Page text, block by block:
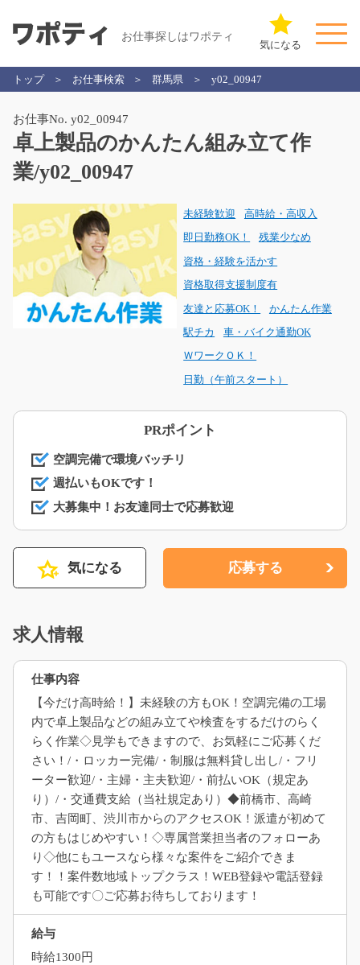
お仕事探しはワポティ
気になる
トップ お仕事検索 群馬県 y02_00947
お仕事No. y02_00947
卓上製品のかんたん組み立て作
業/y02_00947
未経験歓迎 高時給・高収入
即日勤務OK！ 残業少なめ
資格・経験を活かす
資格取得支援制度有
友達と応募OK！ かんたん作業
駅チカ 車・バイク通勤OK
ＷワークＯＫ！
日勤（午前スタート）
PRポイント
空調完備で環境バッチリ
週払いもOKです！
大募集中！お友達同士で応募歓迎
気になる 応募する
求人情報
仕事内容
【今だけ高時給！】未経験の方もOK！空調完備の工場
内で卓上製品などの組み立てや検査をするだけのらく
らく作業◇見学もできますので、お気軽にご応募くだ
さい！/・ロッカー完備/・制服は無料貸し出し/・フリ
ーター歓迎/・主婦・主夫歓迎/・前払いOK（規定あ
り）/・交通費支給（当社規定あり）◆前橋市、高崎
市、吉岡町、渋川市からのアクセスOK！派遣が初めて
の方もはじめやすい！◇専属営業担当者のフォローあ
り◇他にもユースなら様々な案件をご紹介できま
す！！案件数地域トップクラス！WEB登録や電話登録
も可能です〇ご応募お待ちしております！
給与
時給1300円